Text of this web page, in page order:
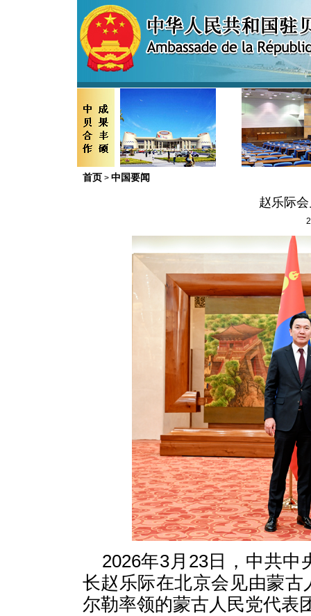
首页 > 中国要闻
赵乐际
2026年3月23日，中共
长赵乐际在北京会见由蒙
尔勒率领的蒙古人民党代表